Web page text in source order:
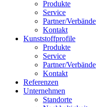
Produkte
Service
Partner/Verbände
Kontakt
Kunststoffprofile
Produkte
Service
Partner/Verbände
Kontakt
Referenzen
Unternehmen
Standorte